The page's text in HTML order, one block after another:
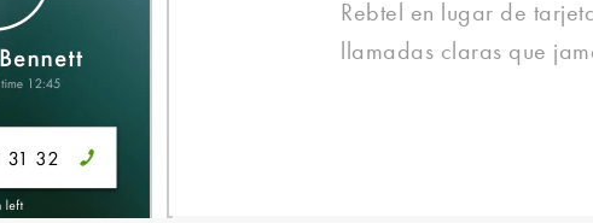
Rebtel en lugar de
llamadas claras que